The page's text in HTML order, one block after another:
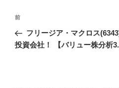
投
ナ
前
の
投
前
フリージア・マクロス
投資会社！ 【バリュー株分析3.